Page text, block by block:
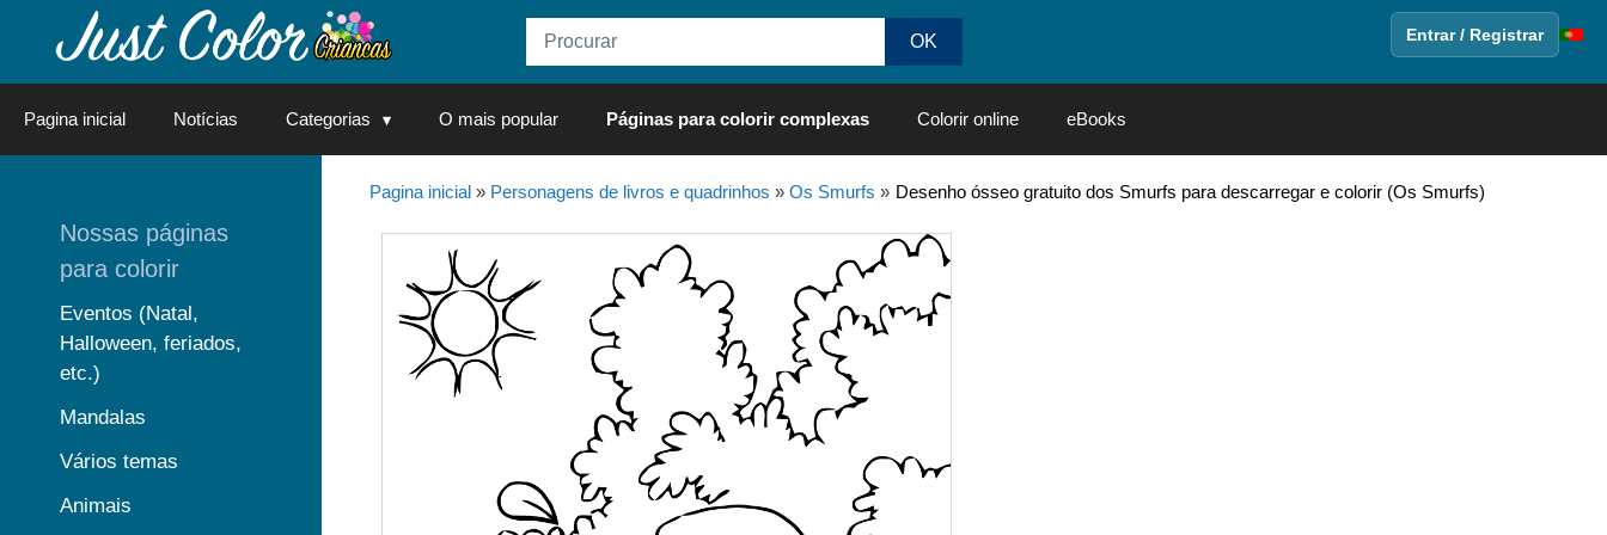
Entrar / Registrar
Pagina inicial Notícias Categorias O mais popular Páginas para colorir complexas Colorir online eBooks
Pagina inicial» Personagens de livros e quadrinhos » Os Smurfs » Desenho ósseo gratuito dos Smurfs para descarregar e colorir (Os Smurfs)
Nossas páginas
para colorir
Eventos (Natal,
Halloween, feriados,
etc.)
Mandalas
Vários temas
Animais